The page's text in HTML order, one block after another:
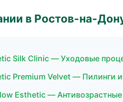
в Ростов-на-
Silk Clinic — Уходовые
Premium Velvet — Пилинги
Esthetic —